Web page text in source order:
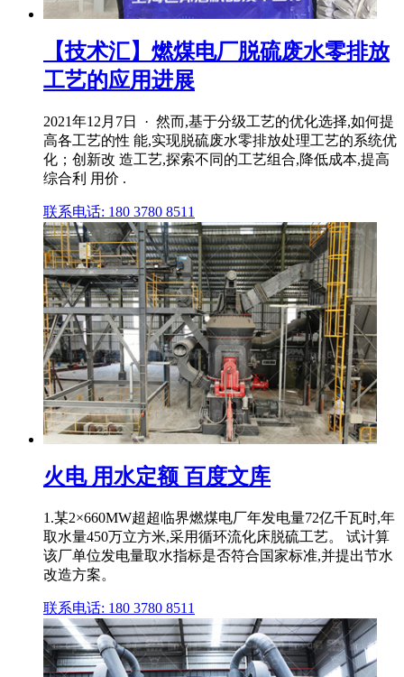
【技术汇】燃煤电厂脱硫废水零排放
工艺的应用进展
2021年12月7日 · 然而,基于分级工艺的优化选择,如何提
高各工艺的性 能,实现脱硫废水零排放处理工艺的系统优
化；创新改 造工艺,探索不同的工艺组合,降低成本,提高
综合利 用价 .
联系电话: 180 3780 8511
火电 用水定额 百度文库
1.某2×660MW超超临界燃煤电厂年发电量72亿千瓦时,年
取水量450万立方米,采用循环流化床脱硫工艺。 试计算
该厂单位发电量取水指标是否符合国家标准,并提出节水
改造方案。
联系电话: 180 3780 8511